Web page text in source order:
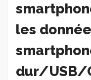
les
dur/USB/